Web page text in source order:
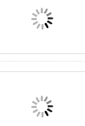
Let's see if there